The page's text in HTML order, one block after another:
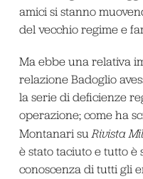
amici si stanno
del vecchio regime e
Ma ebbe una relativa
relazione Badoglio
la serie di deficienze
operazione; come ha
Montanari suRivista
è stato taciuto e tutto
conoscenza di tutti gli